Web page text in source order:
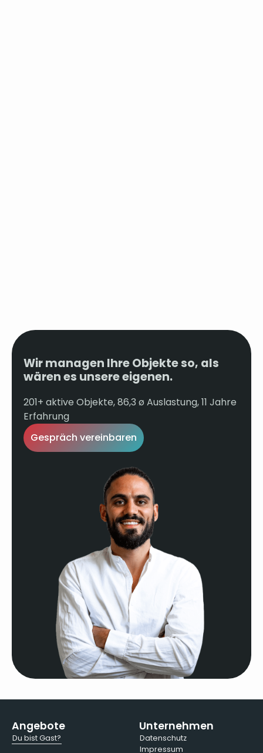
Wir managen Ihre Objekte so, als
wären es unsere eigenen.
201+ aktive Objekte, 86,3 ø Auslastung, 11 Jahre
Erfahrung
Gespräch vereinbaren
Angebote
Du bist Gast?
Unternehmen
Datenschutz
Impressum